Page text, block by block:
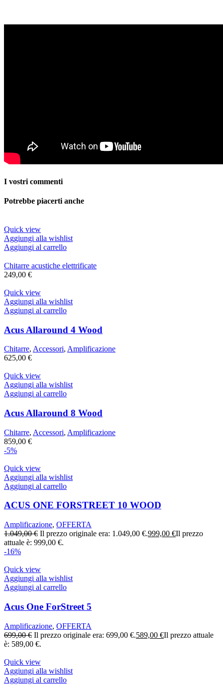
I vostri commenti
Potrebbe piacerti anche
Quick view
Aggiungi alla wishlist
Aggiungi al carrello
Chitarre acustiche elettrificate
249,00 €
Quick view
Aggiungi alla wishlist
Aggiungi al carrello
Acus Allaround 4 Wood
Chitarre, Accessori, Amplificazione
625,00 €
Quick view
Aggiungi alla wishlist
Aggiungi al carrello
Acus Allaround 8 Wood
Chitarre, Accessori, Amplificazione
859,00 €
-5%
Quick view
Aggiungi alla wishlist
Aggiungi al carrello
ACUS ONE FORSTREET 10 WOOD
Amplificazione, OFFERTA
1.049,00€ Il prezzo originale era: 1.049,00 €.999,00 €Il prezzo
attuale è: 999,00 €.
-16%
Quick view
Aggiungi alla wishlist
Aggiungi al carrello
Acus One ForStreet 5
Amplificazione, OFFERTA
699,00€ Il prezzo originale era: 699,00 €.589,00 €Il prezzo attuale
è: 589,00 €.
Quick view
Aggiungi alla wishlist
Aggiungi al carrello